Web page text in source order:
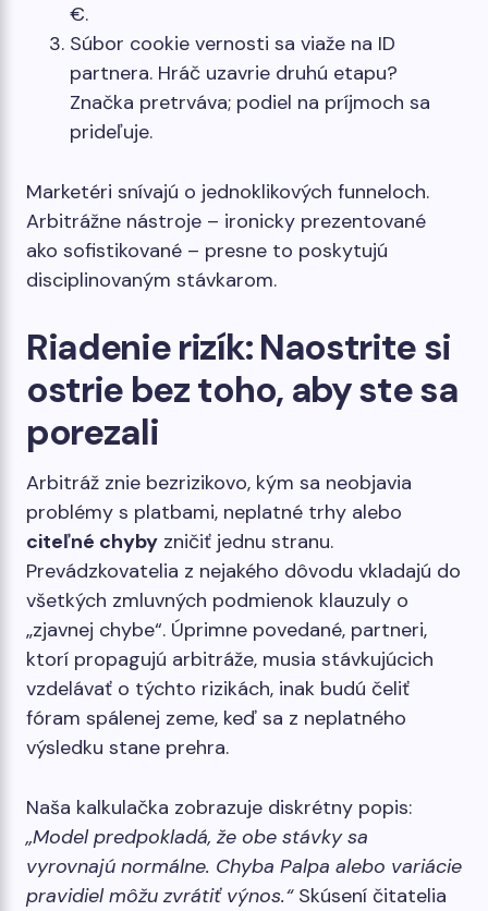
€.
Súbor cookie vernosti sa viaže na ID
partnera. Hráč uzavrie druhú etapu?
Značka pretrváva; podiel na príjmoch sa
prideľuje.
Marketéri snívajú o jednoklikových funneloch.
Arbitrážne nástroje – ironicky prezentované
ako sofistikované – presne to poskytujú
disciplinovaným stávkarom.
Riadenie rizík: Naostrite si
ostrie bez toho, aby ste sa
porezali
Arbitráž znie bezrizikovo, kým sa neobjavia
problémy s platbami, neplatné trhy alebo
citeľné chyby zničiť jednu stranu.
Prevádzkovatelia z nejakého dôvodu vkladajú do
všetkých zmluvných podmienok klauzuly o
„zjavnej chybe“. Úprimne povedané, partneri,
ktorí propagujú arbitráže, musia stávkujúcich
vzdelávať o týchto rizikách, inak budú čeliť
fóram spálenej zeme, keď sa z neplatného
výsledku stane prehra.
Naša kalkulačka zobrazuje diskrétny popis:
„Model predpokladá, že obe stávky sa
vyrovnajú normálne. Chyba Palpa alebo variácie
pravidiel môžu zvrátiť výnos.“Skúsení čitatelia